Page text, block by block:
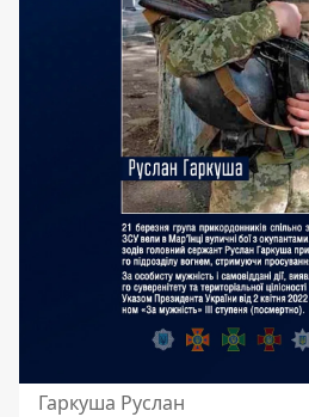
Гаркуша Руслан